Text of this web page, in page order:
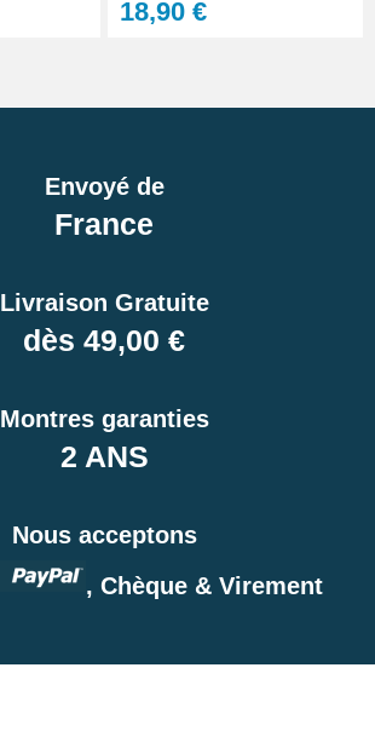
18,90 €
Envoyé de
France
Livraison Gratuite
dès 49,00 €
Montres garanties
2 ANS
Nous acceptons
, Chèque & Virement